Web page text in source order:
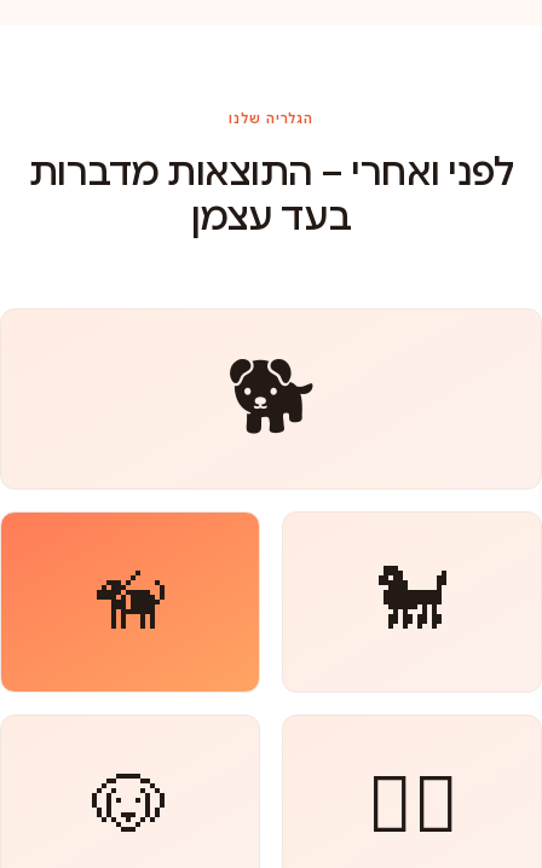
הגלריה שלנו
לפני ואחרי – התוצאות מדברות
בעד עצמן
🐕
🐩
🦮
🐕‍🦺
🐶